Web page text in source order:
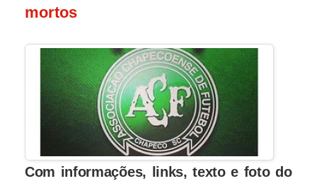
mortos
Com informações, links, texto e foto do